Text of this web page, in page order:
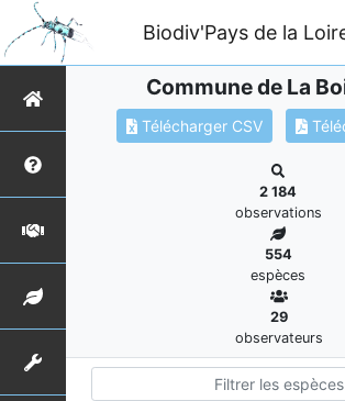
Biodiv'Pays de la
Commune de La
Télécharger CSV
2 184
observations
554
espèces
29
observateurs